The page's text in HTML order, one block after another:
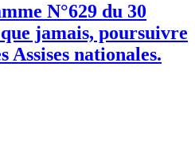
N°629 du 30
jamais, poursuivre
Assises nationales.